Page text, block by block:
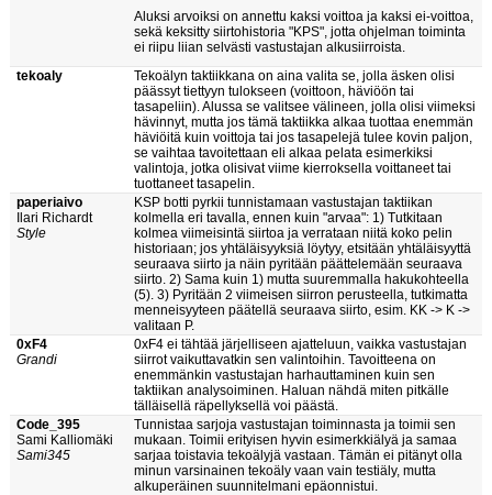
Aluksi arvoiksi on annettu kaksi voittoa ja kaksi ei-voittoa,
sekä keksitty siirtohistoria "KPS", jotta ohjelman toiminta
ei riipu liian selvästi vastustajan alkusiirroista.
tekoaly
Tekoälyn taktiikkana on aina valita se, jolla äsken olisi
päässyt tiettyyn tulokseen (voittoon, häviöön tai
tasapeliin). Alussa se valitsee välineen, jolla olisi viimeksi
hävinnyt, mutta jos tämä taktiikka alkaa tuottaa enemmän
häviöitä kuin voittoja tai jos tasapelejä tulee kovin paljon,
se vaihtaa tavoitettaan eli alkaa pelata esimerkiksi
valintoja, jotka olisivat viime kierroksella voittaneet tai
tuottaneet tasapelin.
paperiaivo
Ilari Richardt
Style
KSP botti pyrkii tunnistamaan vastustajan taktiikan
kolmella eri tavalla, ennen kuin "arvaa": 1) Tutkitaan
kolmea viimeisintä siirtoa ja verrataan niitä koko pelin
historiaan; jos yhtäläisyyksiä löytyy, etsitään yhtäläisyyttä
seuraava siirto ja näin pyritään päättelemään seuraava
siirto. 2) Sama kuin 1) mutta suuremmalla hakukohteella
(5). 3) Pyritään 2 viimeisen siirron perusteella, tutkimatta
menneisyyteen päätellä seuraava siirto, esim. KK -> K ->
valitaan P.
0xF4
Grandi
0xF4 ei tähtää järjelliseen ajatteluun, vaikka vastustajan
siirrot vaikuttavatkin sen valintoihin. Tavoitteena on
enemmänkin vastustajan harhauttaminen kuin sen
taktiikan analysoiminen. Haluan nähdä miten pitkälle
tälläisellä räpellyksellä voi päästä.
Code_395
Sami Kalliomäki
Sami345
Tunnistaa sarjoja vastustajan toiminnasta ja toimii sen
mukaan. Toimii erityisen hyvin esimerkkiälyä ja samaa
sarjaa toistavia tekoälyjä vastaan. Tämän ei pitänyt olla
minun varsinainen tekoäly vaan vain testiäly, mutta
alkuperäinen suunnitelmani epäonnistui.